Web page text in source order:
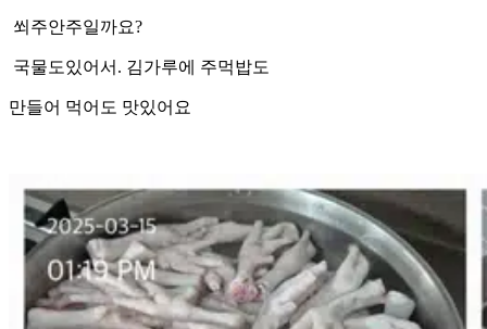
쐬주안주일까요?
국물도있어서. 김가루에 주먹밥도
만들어 먹어도 맛있어요